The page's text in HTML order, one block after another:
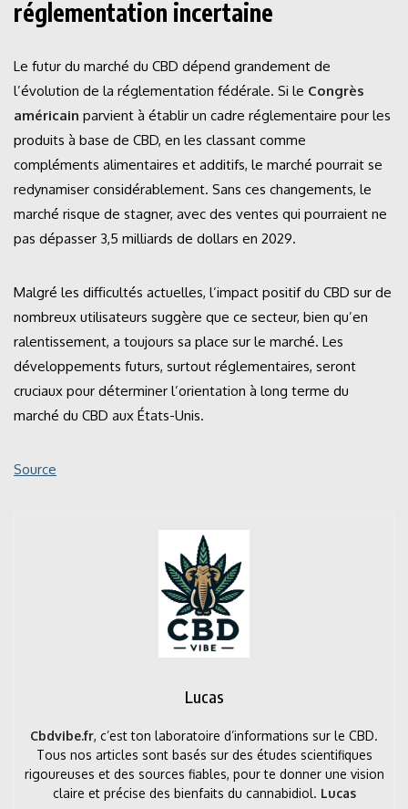
réglementation incertaine
Le futur du marché du CBD dépend grandement de
l’évolution de la réglementation fédérale. Si le Congrès
américain parvient à établir un cadre réglementaire pour les
produits à base de CBD, en les classant comme
compléments alimentaires et additifs, le marché pourrait se
redynamiser considérablement. Sans ces changements, le
marché risque de stagner, avec des ventes qui pourraient ne
pas dépasser 3,5 milliards de dollars en 2029.
Malgré les difficultés actuelles, l’impact positif du CBD sur de
nombreux utilisateurs suggère que ce secteur, bien qu’en
ralentissement, a toujours sa place sur le marché. Les
développements futurs, surtout réglementaires, seront
cruciaux pour déterminer l’orientation à long terme du
marché du CBD aux États-Unis.
Source
Lucas
Cbdvibe.fr, c’est ton laboratoire d’informations sur le CBD.
Tous nos articles sont basés sur des études scientifiques
rigoureuses et des sources fiables, pour te donner une vision
claire et précise des bienfaits du cannabidiol. Lucas